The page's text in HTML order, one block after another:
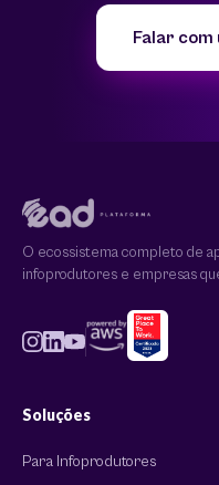
Falar com
O ecossistema completo de
infoprodutores e empresas
Soluções
Para Infoprodutores